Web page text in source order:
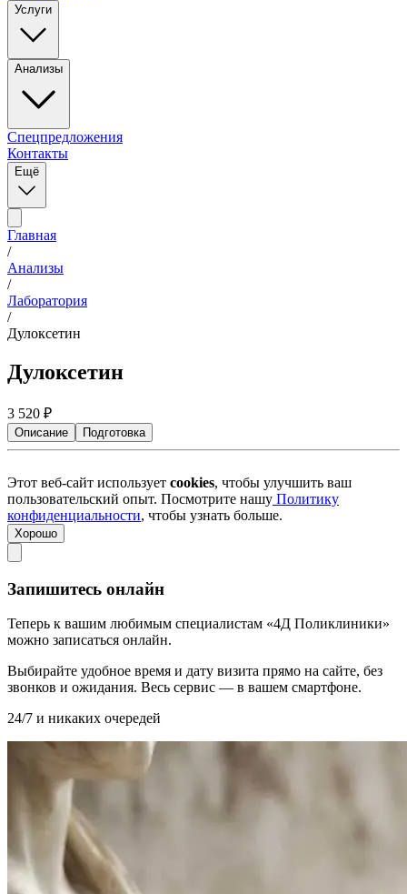
Услуги
Анализы
Спецпредложения
Контакты
Ещё
Главная
/
Анализы
/
Лаборатория
/
Дулоксетин
Дулоксетин
3 520 ₽
Описание Подготовка
Этот веб-сайт использует cookies, чтобы улучшить ваш
пользовательский опыт. Посмотрите нашу Политику
конфиденциальности, чтобы узнать больше.
Хорошо
Запишитесь онлайн
Теперь к вашим любимым специалистам «4Д Поликлиники»
можно записаться онлайн.
Выбирайте удобное время и дату визита прямо на сайте, без
звонков и ожидания. Весь сервис — в вашем смартфоне.
24/7 и никаких очередей